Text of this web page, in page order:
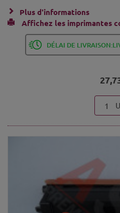
Plus d'informations
Affichez les imprimantes
DÉLAI DE